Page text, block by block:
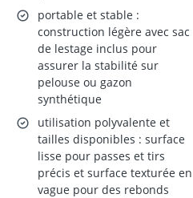
portable et stable :
construction légère avec sac
de lestage inclus pour
assurer la stabilité sur
pelouse ou gazon
synthétique
utilisation polyvalente et
tailles disponibles : surface
lisse pour passes et tirs
précis et surface texturée en
vague pour des rebonds